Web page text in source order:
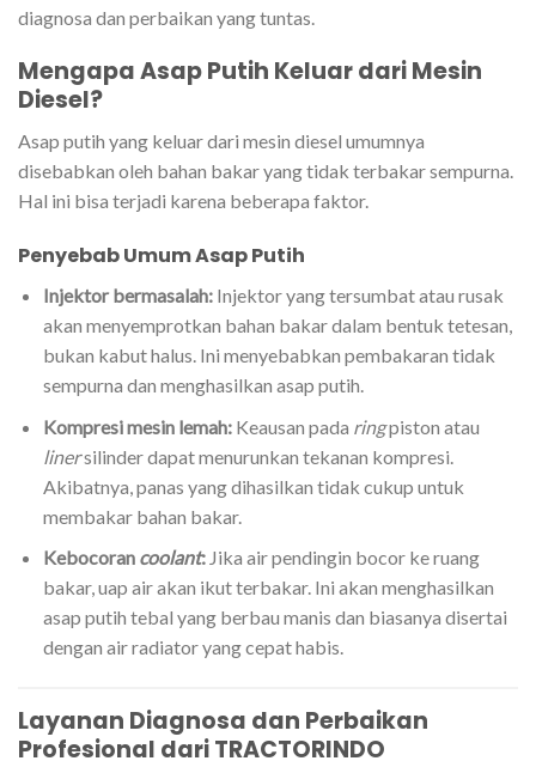
diagnosa dan perbaikan yang tuntas.
Mengapa Asap Putih Keluar dari Mesin
Diesel?
Asap putih yang keluar dari mesin diesel umumnya
disebabkan oleh bahan bakar yang tidak terbakar sempurna.
Hal ini bisa terjadi karena beberapa faktor.
Penyebab Umum Asap Putih
Injektor bermasalah:Injektor yang tersumbat atau rusak
akan menyemprotkan bahan bakar dalam bentuk tetesan,
bukan kabut halus. Ini menyebabkan pembakaran tidak
sempurna dan menghasilkan asap putih.
Kompresi mesin lemah:Keausan pada ringpiston atau
linersilinder dapat menurunkan tekanan kompresi.
Akibatnya, panas yang dihasilkan tidak cukup untuk
membakar bahan bakar.
Kebocoran coolant:Jika air pendingin bocor ke ruang
bakar, uap air akan ikut terbakar. Ini akan menghasilkan
asap putih tebal yang berbau manis dan biasanya disertai
dengan air radiator yang cepat habis.
Layanan Diagnosa dan Perbaikan
Profesional dari TRACTORINDO